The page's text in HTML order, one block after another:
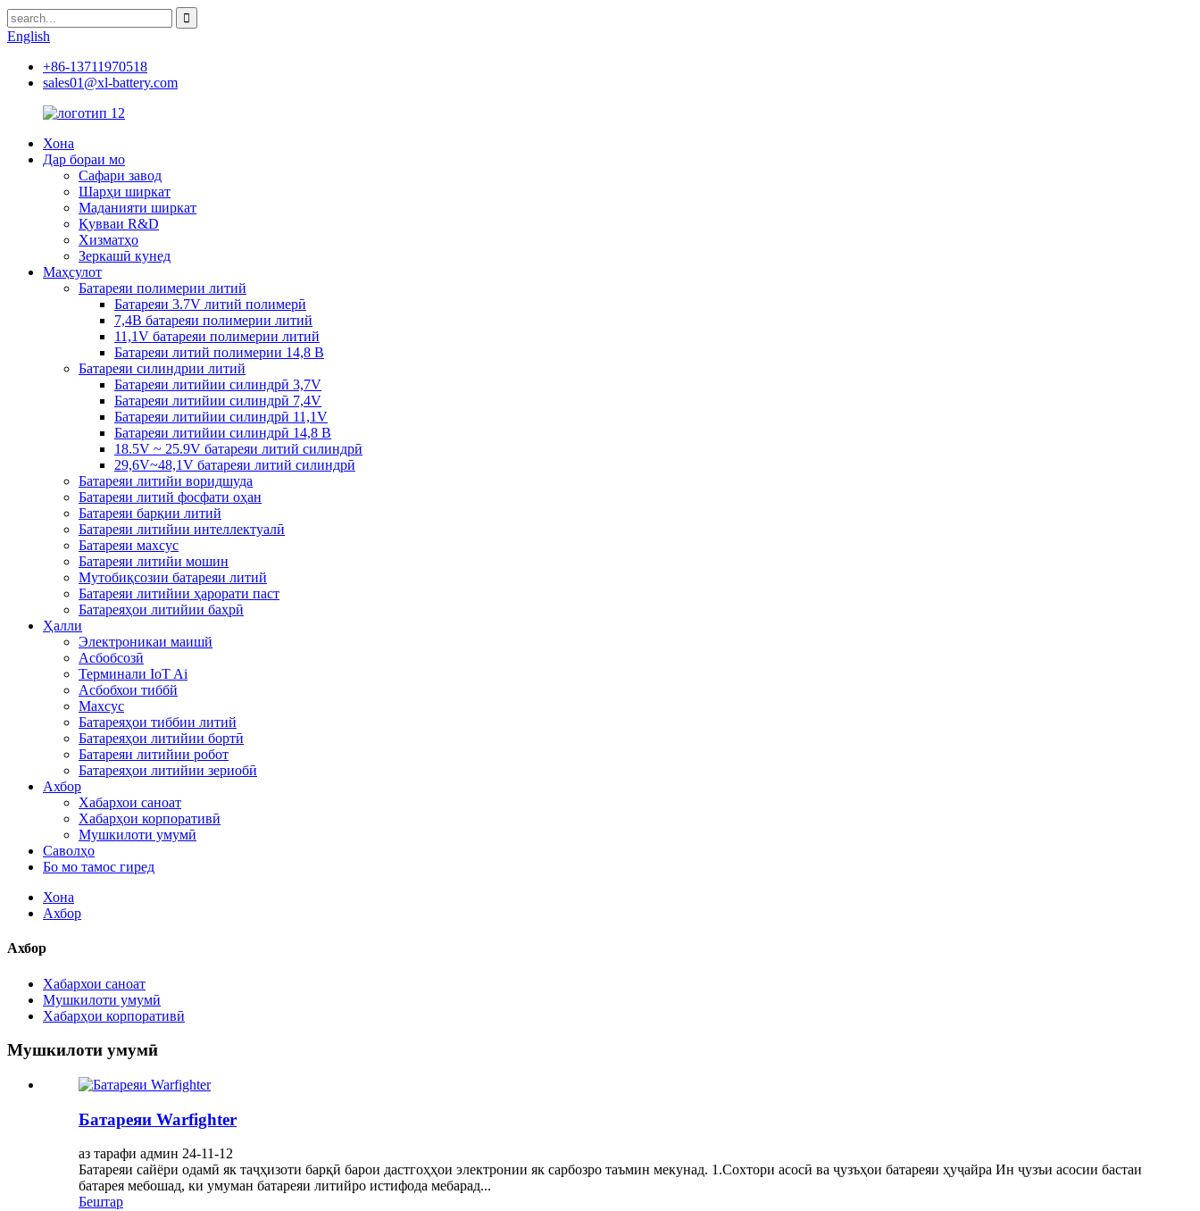
English
+86-13711970518
sales01@xl-battery.com
Хона
Дар бораи мо
Сафари завод
Шарҳи ширкат
Маданияти ширкат
Қувваи R&D
Хизматҳо
Зеркашӣ кунед
Маҳсулот
Батареяи полимерии литий
Батареяи 3.7V литий полимерӣ
7,4В батареяи полимерии литий
11,1V батареяи полимерии литий
Батареяи литий полимерии 14,8 В
Батареяи силиндрии литий
Батареяи литийии силиндрӣ 3,7V
Батареяи литийии силиндрӣ 7,4V
Батареяи литийии силиндрӣ 11,1V
Батареяи литийии силиндрӣ 14,8 В
18.5V ~ 25.9V батареяи литий силиндрӣ
29,6V~48,1V батареяи литий силиндрӣ
Батареяи литийи воридшуда
Батареяи литий фосфати оҳан
Батареяи барқии литий
Батареяи литийии интеллектуалӣ
Батареяи махсус
Батареяи литийи мошин
Мутобиқсозии батареяи литий
Батареяи литийии ҳарорати паст
Батареяҳои литийии баҳрӣ
Ҳалли
Электроникаи маишй
Асбобсозӣ
Терминали IoT Ai
Асбобхои тиббй
Махсус
Батареяҳои тиббии литий
Батареяҳои литийии бортӣ
Батареяи литийии робот
Батареяҳои литийии зериобӣ
Ахбор
Хабархои саноат
Хабарҳои корпоративӣ
Мушкилоти умумӣ
Саволҳо
Бо мо тамос гиред
Хона
Ахбор
Ахбор
Хабархои саноат
Мушкилоти умумӣ
Хабарҳои корпоративӣ
Мушкилоти умумӣ
Батареяи Warfighter
аз тарафи админ 24-11-12
Батареяи сайёри одамӣ як таҷҳизоти барқӣ барои дастгоҳҳои электронии як сарбозро таъмин мекунад. 1.Сохтори асосӣ ва ҷузъҳои батареяи ҳуҷайра Ин ҷузъи асосии бастаи
батарея мебошад, ки умуман батареяи литийро истифода мебарад...
Бештар